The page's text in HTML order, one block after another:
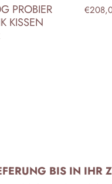
PROBIER
KISSEN
BIS IN IHR